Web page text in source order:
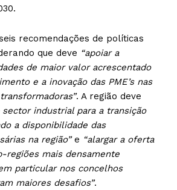
recomendações de políticas
que deve “apoiar a
de maior valor acrescentado
e a inovação das PME’s nas
. A região deve
sector industrial para a transição
a disponibilidade das
na região”e “alargar a oferta
regiões mais densamente
particular nos concelhos
maiores desafios”.